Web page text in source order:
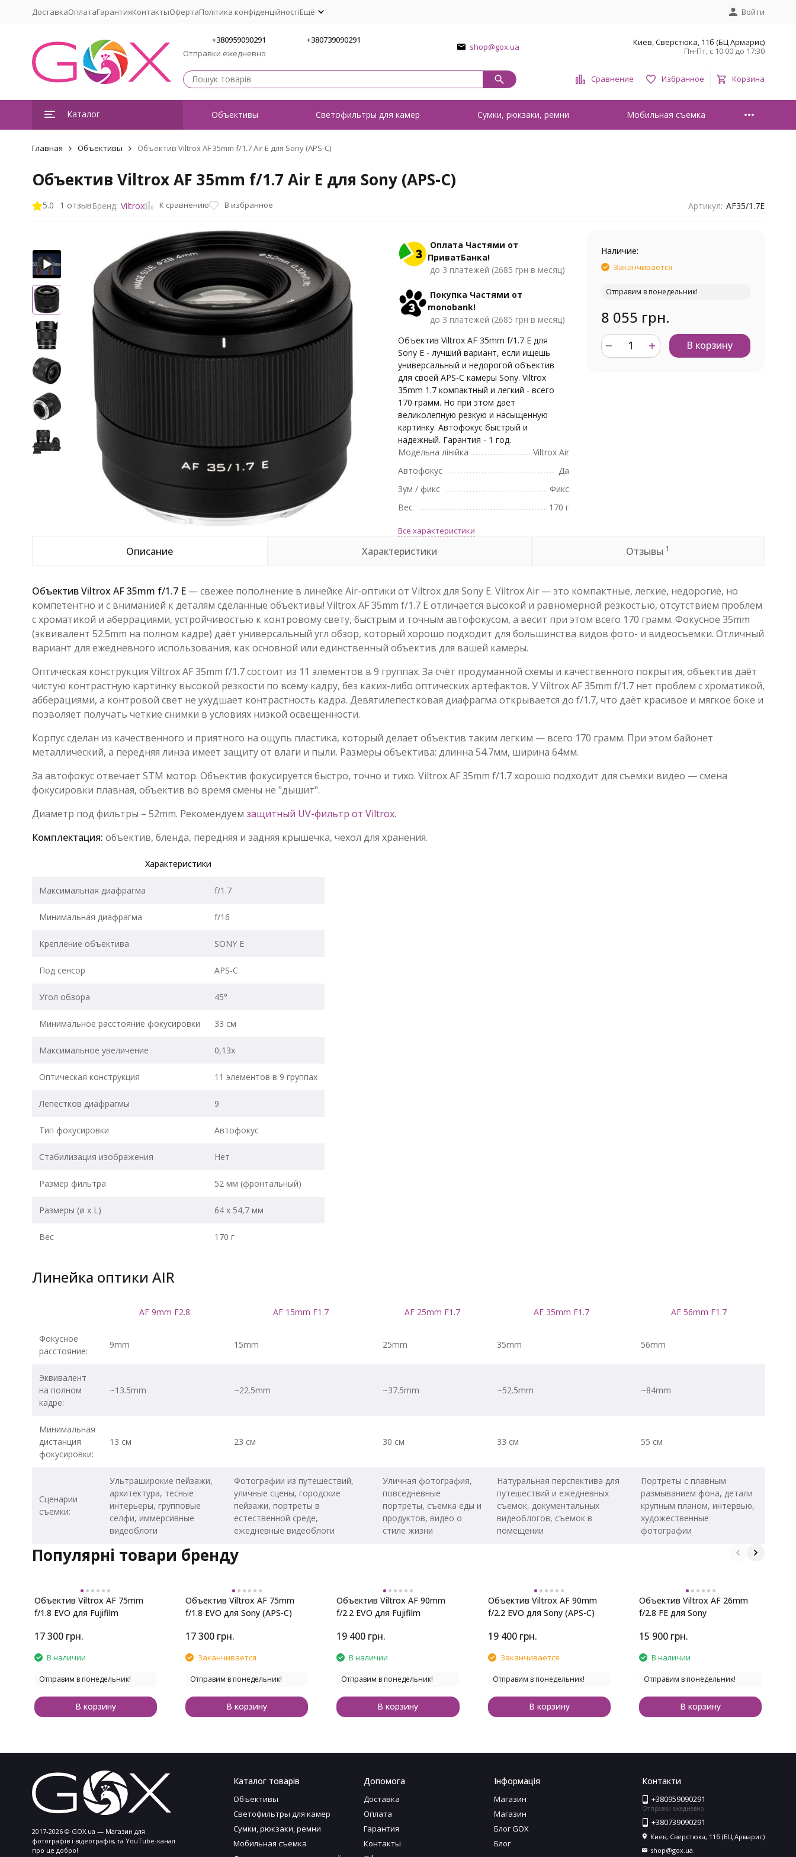
ДоставкаОплатаГарантияКонтактыОфертаПолітика конфіденційностіЕщё Войти
+380959090291
Отправки ежедневно
+380739090291
shop@gox.ua
Киев, Сверстюка, 11б (БЦ Армарис)
Пн-Пт, с 10:00 до 17:30
Сравнение Избранное Корзина
Каталог Объективы Светофильтры для камер Сумки, рюкзаки, ремни Мобильная съемка
Главная Объективы Объектив Viltrox AF 35mm f/1.7 Air E для Sony (APS-C)
Объектив Viltrox AF 35mm f/1.7 Air E для Sony (APS-C)
5.0 1 отзывБренд: Viltrox К сравнению В избранное Артикул: AF35/1.7E
Оплата Частями от
ПриватБанка!
до 3 платежей (2685 грн в месяц)
Покупка Частями от
monobank!
до 3 платежей (2685 грн в месяц)
Объектив Viltrox AF 35mm f/1.7 E для
Sony E - лучший вариант, если ищешь
универсальный и недорогой объектив
для своей APS-C камеры Sony. Viltrox
35mm 1.7 компактный и легкий - всего
170 грамм. Но при этом дает
великолепную резкую и насыщенную
картинку. Автофокус быстрый и
надежный. Гарантия - 1 год.
Модельна лінійка
Viltrox Air
Автофокус
Да
Зум / фикс
Фикс
Вес
170 г
Все характеристики
Наличие:
Заканчивается
Отправим в понедельник!
8 055 грн.
В корзину
Описание Характеристики Отзывы 1
Объектив Viltrox AF 35mm f/1.7 E— свежее пополнение в линейке Air-оптики от Viltrox для Sony E. Viltrox Air — это компактные, легкие, недорогие, но
компетентно и с вниманией к деталям сделанные объективы! Viltrox AF 35mm f/1.7 E отличается высокой и равномерной резкостью, отсутствием проблем
с хроматикой и аберрациями, устройчивостью к контровому свету, быстрым и точным автофокусом, а весит при этом всего 170 грамм. Фокусное 35mm
(эквивалент 52.5mm на полном кадре) даёт универсальный угл обзор, который хорошо подходит для большинства видов фото- и видеосъемки. Отличный
вариант для ежедневного использования, как основной или единственный объектив для вашей камеры.
Оптическая конструкция Viltrox AF 35mm f/1.7 состоит из 11 элементов в 9 группах. За счёт продуманной схемы и качественного покрытия, объектив даёт
чистую контрастную картинку высокой резкости по всему кадру, без каких-либо оптических артефактов. У Viltrox AF 35mm f/1.7 нет проблем с хроматикой,
абберациями, а контровой свет не ухудшает контрастность кадра. Девятилепестковая диафрагма открывается до f/1.7, что даёт красивое и мягкое боке и
позволяет получать четкие снимки в условиях низкой освещенности.
Корпус сделан из качественного и приятного на ощупь пластика, который делает объектив таким легким — всего 170 грамм. При этом байонет
металлический, а передняя линза имеет защиту от влаги и пыли. Размеры объектива: длинна 54.7мм, ширина 64мм.
За автофокус отвечает STM мотор. Объектив фокусируется быстро, точно и тихо. Viltrox AF 35mm f/1.7 хорошо подходит для съемки видео — смена
фокусировки плавная, объектив во время смены не "дышит".
Диаметр под фильтры – 52mm. Рекомендуем защитный UV-фильтр от Viltrox.
Комплектация: объектив, бленда, передняя и задняя крышечка, чехол для хранения.
Характеристики
Максимальная диафрагма f/1.7
Минимальная диафрагма f/16
Крепление объектива SONY E
Под сенсор APS-C
Угол обзора 45°
Минимальное расстояние фокусировки 33 см
Максимальное увеличение 0,13x
Оптическая конструкция 11 элементов в 9 группах
Лепестков диафрагмы 9
Тип фокусировки Автофокус
Стабилизация изображения Нет
Размер фильтра 52 мм (фронтальный)
Размеры (ø x L) 64 x 54,7 мм
Вес 170 г
Линейка оптики AIR
AF 9mm F2.8 AF 15mm F1.7 AF 25mm F1.7 AF 35mm F1.7 AF 56mm F1.7
Фокусное
расстояние:
9mm 15mm 25mm 35mm 56mm
Эквивалент
на полном
кадре:
~13.5mm ~22.5mm ~37.5mm ~52.5mm ~84mm
Минимальная
дистанция
фокусировки:
13 см 23 см 30 см 33 см 55 см
Сценарии
съемки:
Ультраширокие пейзажи,
архитектура, тесные
интерьеры, групповые
селфи, иммерсивные
видеоблоги
Фотографии из путешествий,
уличные сцены, городские
пейзажи, портреты в
естественной среде,
ежедневные видеоблоги
Уличная фотография,
повседневные
портреты, съемка еды и
продуктов, видео о
стиле жизни
Натуральная перспектива для
путешествий и ежедневных
съемок, документальных
видеоблогов, съемок в
помещении
Портреты с плавным
размыванием фона, детали
крупным планом, интервью,
художественные
фотографии
Популярні товари бренду
Объектив Viltrox AF 75mm
f/1.8 EVO для Fujifilm
17 300 грн.
В наличии
Отправим в понедельник!
В корзину
Объектив Viltrox AF 75mm
f/1.8 EVO для Sony (APS-C)
17 300 грн.
Заканчивается
Отправим в понедельник!
В корзину
Объектив Viltrox AF 90mm
f/2.2 EVO для Fujifilm
19 400 грн.
В наличии
Отправим в понедельник!
В корзину
Объектив Viltrox AF 90mm
f/2.2 EVO для Sony (APS-C)
19 400 грн.
Заканчивается
Отправим в понедельник!
В корзину
Объектив Viltrox AF 26mm
f/2.8 FE для Sony
15 900 грн.
В наличии
Отправим в понедельник!
В корзину
2017-2026 © GOX.ua — Магазин для
фотографів і відеографів, та YouTube-канал
про це добро!
Каталог товарів
Объективы
Светофильтры для камер
Сумки, рюкзаки, ремни
Мобильная съемка
Допомога
Доставка
Оплата
Гарантия
Контакты
Інформація
Магазин
Магазин
Блог GOX
Блог
Контакти
+380959090291
Отправки ежедневно
+380739090291
Киев, Сверстюка, 11б (БЦ Армарис)
shop@gox.ua